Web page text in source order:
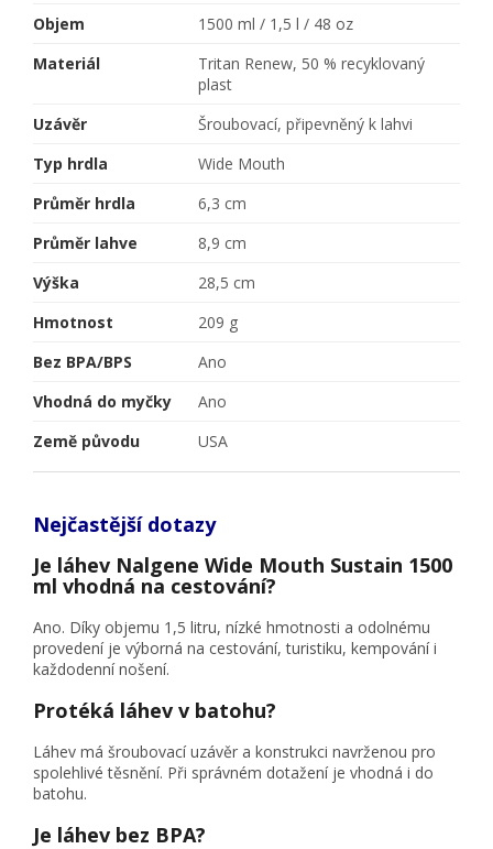
Objem
1500 ml / 1,5 l / 48 oz
Materiál
Tritan Renew, 50 % recyklovaný
plast
Uzávěr
Šroubovací, připevněný k lahvi
Typ hrdla
Wide Mouth
Průměr hrdla
6,3 cm
Průměr lahve
8,9 cm
Výška
28,5 cm
Hmotnost
209 g
Bez BPA/BPS
Ano
Vhodná do myčky
Ano
Země původu
USA
Nejčastější dotazy
Je láhev Nalgene Wide Mouth Sustain 1500
ml vhodná na cestování?
Ano. Díky objemu 1,5 litru, nízké hmotnosti a odolnému
provedení je výborná na cestování, turistiku, kempování i
každodenní nošení.
Protéká láhev v batohu?
Láhev má šroubovací uzávěr a konstrukci navrženou pro
spolehlivé těsnění. Při správném dotažení je vhodná i do
batohu.
Je láhev bez BPA?